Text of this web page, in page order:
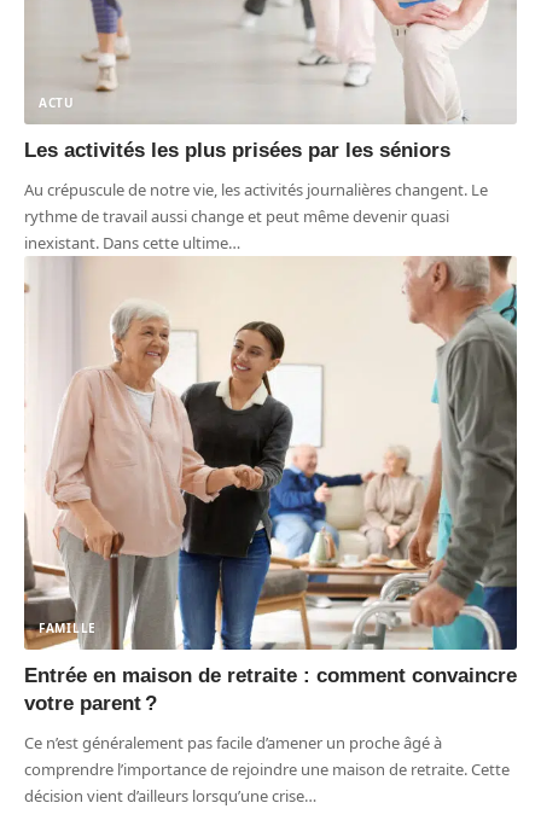
ACTU
Les activités les plus prisées par les séniors
Au crépuscule de notre vie, les activités journalières changent. Le
rythme de travail aussi change et peut même devenir quasi
inexistant. Dans cette ultime…
FAMILLE
Entrée en maison de retraite : comment convaincre
votre parent ?
Ce n’est généralement pas facile d’amener un proche âgé à
comprendre l’importance de rejoindre une maison de retraite. Cette
décision vient d’ailleurs lorsqu’une crise…